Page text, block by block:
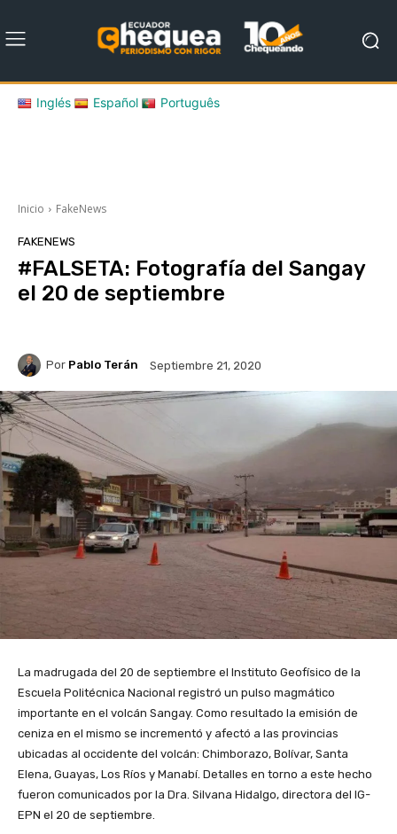
Inglés Español Português
Inicio FakeNews
FAKENEWS
#FALSETA: Fotografía del Sangay
el 20 de septiembre
Por Pablo Terán Septiembre 21, 2020
La madrugada del 20 de septiembre el Instituto Geofísico de la
Escuela Politécnica Nacional registró un pulso magmático
importante en el volcán Sangay. Como resultado la emisión de
ceniza en el mismo se incrementó y afectó a las provincias
ubicadas al occidente del volcán: Chimborazo, Bolívar, Santa
Elena, Guayas, Los Ríos y Manabí. Detalles en torno a este hecho
fueron comunicados por la Dra. Silvana Hidalgo, directora del IG-
EPN el 20 de septiembre.